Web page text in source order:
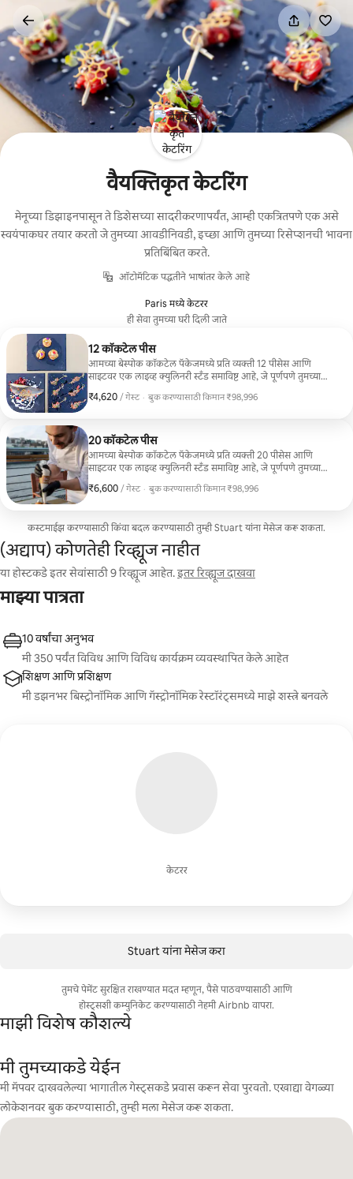
जा
वैयक्तिकृत केटरिंग
मेनूच्या डिझाइनपासून ते डिशेसच्या सादरीकरणापर्यंत, आम्ही एकत्रितपणे एक असे
स्वयंपाकघर तयार करतो जे तुमच्या आवडीनिवडी, इच्छा आणि तुमच्या रिसेप्शनची भावना
प्रतिबिंबित करते.
ऑटोमॅटिक पद्धतीने भाषांतर केले आहे
Paris मध्ये केटरर
ही सेवा तुमच्या घरी दिली जाते
12 कॉकटेल पीस
आमच्या बेस्पोक कॉकटेल पॅकेजमध्ये प्रति व्यक्ती 12 पीसेस आणि
साइटवर एक लाइव्ह क्युलिनरी स्टँड समाविष्ट आहे, जे पूर्णपणे तुमच्या
आवडीनुसार आणि तुमच्या इव्हेंटच्या शैलीनुसार वैयक्तिकृत केला जातो.
₹4,620 / गेस्ट
₹4,620 प्रति गेस्ट· बुक करण्यासाठी किमान ₹98,996
20 कॉकटेल पीस
आमच्या बेस्पोक कॉकटेल पॅकेजमध्ये प्रति व्यक्ती 20 पीसेस आणि
साइटवर एक लाइव्ह क्युलिनरी स्टँड समाविष्ट आहे, जे पूर्णपणे तुमच्या
आवडीनुसार आणि तुमच्या इव्हेंटच्या शैलीनुसार वैयक्तिकृत केला जातो.
करतो.
₹6,600 / गेस्ट
₹6,600 प्रति गेस्ट· बुक करण्यासाठी किमान ₹98,996
कस्टमाईझ करण्यासाठी किंवा बदल करण्यासाठी तुम्ही Stuart यांना मेसेज करू शकता.
(अद्याप) कोणतेही रिव्ह्यूज नाहीत
या होस्टकडे इतर सेवांसाठी 9 रिव्ह्यूज आहेत.इतर रिव्ह्यूज दाखवा
माझ्या पात्रता
केटरर
10 वर्षांचा अनुभव
मी 350 पर्यंत विविध आणि विविध कार्यक्रम व्यवस्थापित केले आहेत
शिक्षण आणि प्रशिक्षण
मी डझनभर बिस्ट्रोनॉमिक आणि गॅस्ट्रोनॉमिक रेस्टॉरंट्समध्ये माझे शस्त्रे बनवले
Stuart यांना मेसेज करा
तुमचे पेमेंट सुरक्षित राखण्यात मदत म्हणून, पैसे पाठवण्यासाठी आणि
होस्ट्सशी कम्युनिकेट करण्यासाठी नेहमी Airbnb वापरा.
माझी विशेष कौशल्ये
मी तुमच्याकडे येईन
मी मॅपवर दाखवलेल्या भागातील गेस्ट्सकडे प्रवास करून सेवा पुरवतो. एखाद्या वेगळ्या
लोकेशनवर बुक करण्यासाठी, तुम्ही मला मेसेज करू शकता.